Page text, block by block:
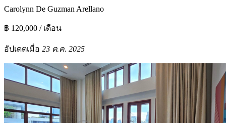
Carolynn De Guzman Arellano
฿ 120,000 / เดือน
อัปเดตเมื่อ 23 ต.ค. 2025